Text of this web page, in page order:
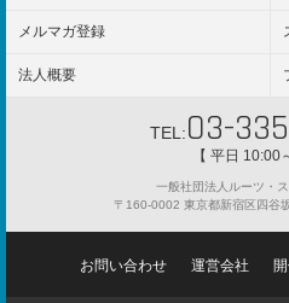
メルマガ登録
法人概要
TEL:03-
【 平日 10:00
一般社団法人ルーツ・
〒160-0002 東京都新宿区四谷
お問い合わせ 運営会社